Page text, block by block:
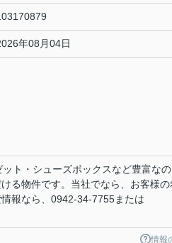
年08月04日
ト・シューズボックスなど豊富なの
る物件です。当社でなら、お客様の
報なら、0942-34-7755または
情報